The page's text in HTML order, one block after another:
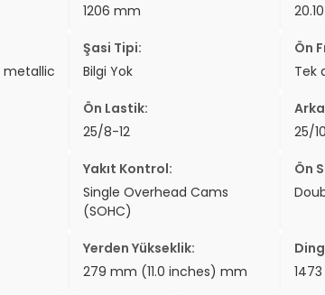
1206 mm
metallic
Şasi Tipi:
Bilgi Yok
Ön
Tek
Ön Lastik:
25/8-12
25/
Yakıt Kontrol:
Single Overhead Cams
(SOHC)
Ön
Yerden Yükseklik:
279 mm (11.0 inches) mm